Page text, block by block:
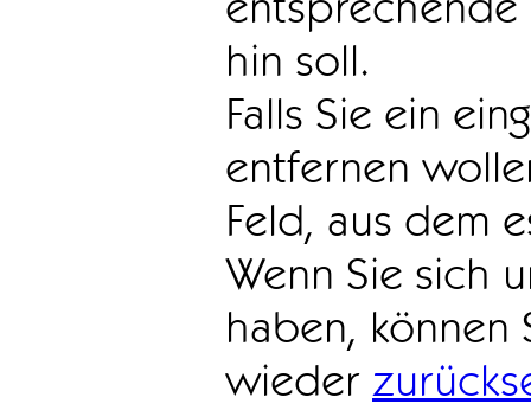
hin soll.
Falls Sie ein
entfernen
Feld, aus dem
Wenn Sie sich
haben, können
wieder